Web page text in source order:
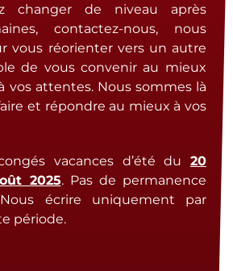
changer de niveau après
contactez-nous, nous
vous réorienter vers un autre
de vous convenir au mieux
vos attentes. Nous sommes là
et répondre au mieux à vos
vacances d’été du 20
2025. Pas de permanence
écrire uniquement par
période.